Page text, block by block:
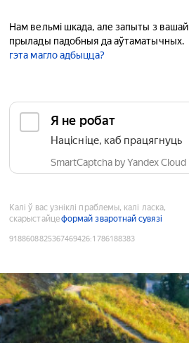
Нам вельмі шкада, але запыты з вашай
прылады падобныя да аўтаматычных.
гэта магло адбыцца?
Я не робат
Націсніце, каб працягнуць
SmartCaptcha by Yandex Cloud
Калі ў вас узніклі праблемы, калі ласка,
скарыстайцеформай зваротнай сувязі
9188608825367469426:1786188383